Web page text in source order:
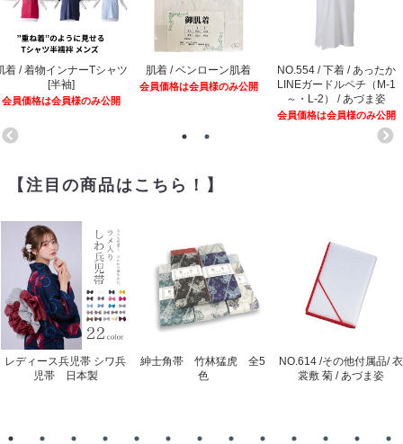
着 / 着物インナーTシャツ
[半袖]
会員価格は会員様のみ公開
肌着 / ベンローン肌着
会員価格は会員様のみ公開
NO.554 / 下着 / あったか
LINEガードルペチ（M-1
～・L-2） / あづま姿
会員価格は会員様のみ公開
【注目の商品はこちら！】
レディース兵児帯 シワ兵
児帯 日本製
紳士角帯 竹林猛虎 全5
色
NO.614 /その他付属品/ 衣
裳敷 菊 / あづま姿